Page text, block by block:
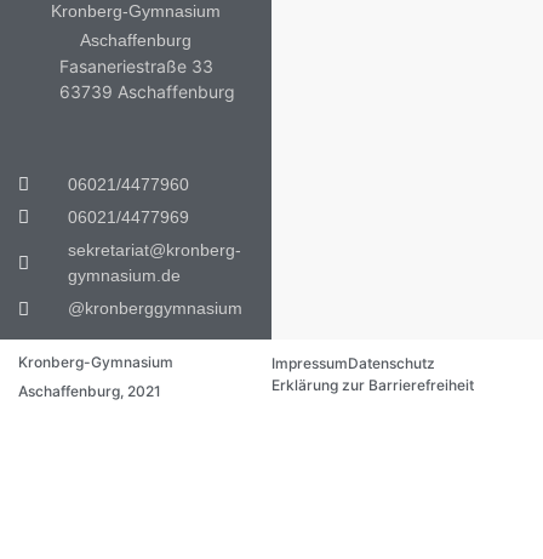
Kronberg-Gymnasium
Aschaffenburg
Fasaneriestraße 33
63739 Aschaffenburg
06021/4477960
06021/4477969
sekretariat@kronberg-
gymnasium.de
@kronberggymnasium
Kronberg-Gymnasium
Aschaffenburg, 2021
ImpressumDatenschutz
Erklärung zur Barrierefreiheit